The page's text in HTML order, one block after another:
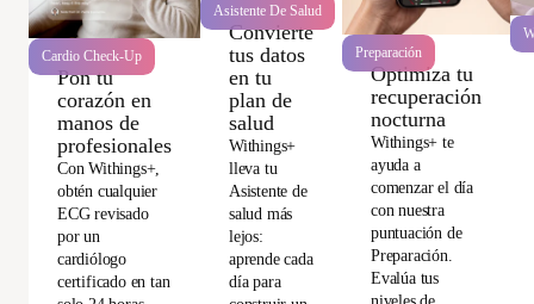
Cardio Check-Up
Pon tu
corazón en
manos de
profesionales
Con Withings+,
obtén cualquier
ECG revisado
por un
cardiólogo
certificado en tan
Asistente De Salud
Convierte
tus datos
en tu
plan de
salud
Withings+
lleva tu
Asistente de
salud más
lejos:
aprende cada
día para
Preparación
Optimiza tu
recuperación
nocturna
Withings+ te
ayuda a
comenzar el día
con nuestra
puntuación de
Preparación.
Evalúa tus
niveles de